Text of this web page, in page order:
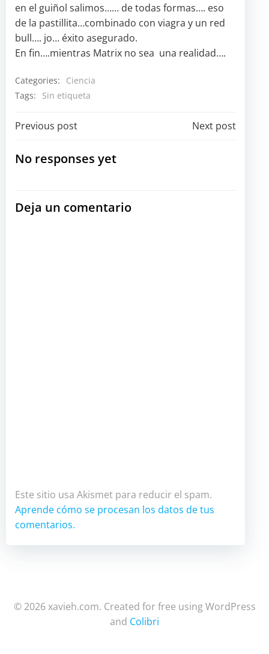
en el guiñol salimos…… de todas formas…. eso
de la pastillita…combinado con viagra y un red
bull…. jo… éxito asegurado.
En fin….mientras Matrix no sea una realidad….
Categories:
Ciencia
Tags:
Sin etiqueta
Navegación
por
entradas
Previous post
Navegación
entradas
Next post
No responses yet
Deja un comentario
Este sitio usa Akismet para reducir el spam.
Aprende cómo se procesan los datos de tus
comentarios.
© 2026 xavieh.com. Created for free using WordPress
and Colibri